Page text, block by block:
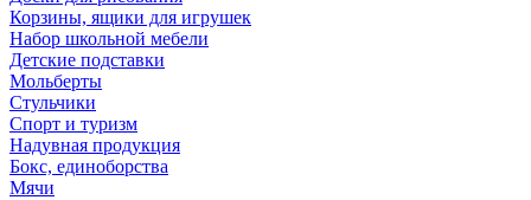
Корзины, ящики для игрушек
Набор школьной мебели
Детские подставки
Мольберты
Стульчики
Спорт и туризм
Надувная продукция
Бокс, единоборства
Мячи